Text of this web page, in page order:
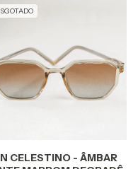
CELESTINO - ÂMBAR